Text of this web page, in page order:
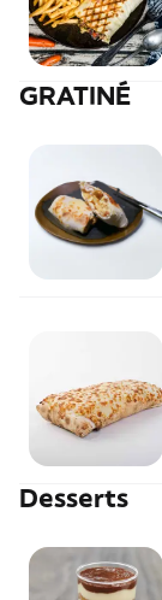
GRATINÉ
Desserts